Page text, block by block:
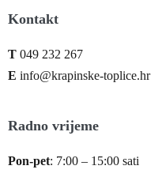
Kontakt
T 049 232 267
E info@krapinske-toplice.hr
Radno vrijeme
Pon-pet: 7:00 – 15:00 sati